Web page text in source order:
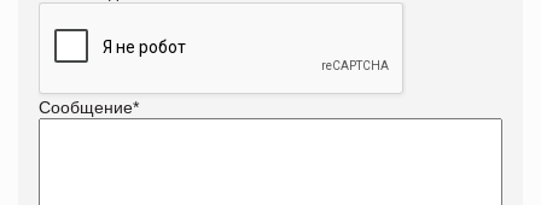
Сообщение*